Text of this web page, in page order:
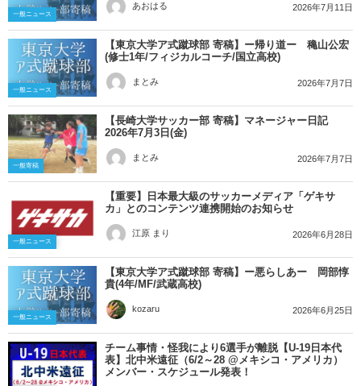
一般ニュース
あおはる 2026年7月11日
一般ニュース
【東京大学ア式蹴球部 寄稿】ー帰り道ー 穐山公宏
(修士1年/フィジカルコーチ/国立高校)
まとみ 2026年7月7日
一般寄稿
【長崎大学サッカー部 寄稿】マネージャー日記
2026年7月3日(金)
まとみ 2026年7月7日
一般ニュース
【重要】日本最大級のサッカーメディア「ゲキサ
カ」とのコンテンツ連携開始のお知らせ
江原 まり 2026年6月28日
一般ニュース
【東京大学ア式蹴球部 寄稿】ー悪らしあー 岡部惇
貴(4年/MF/武蔵高校)
kozaru 2026年6月25日
チーム事情・怪我により6選手が離脱【U-19日本代
表】北中米遠征（6/2～28 @メキシコ・アメリカ）
メンバー・スケジュール発表！